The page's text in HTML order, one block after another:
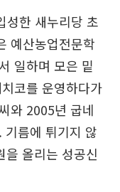
성한 새누리당 초
예산농업전문학
일하며 모은 밑
코를 운영하다가
와 2005년 굽네
기름에 튀기지 않
올리는 성공신